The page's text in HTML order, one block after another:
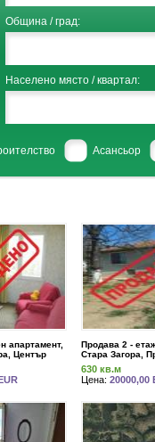
Община / град:
Населено място / квартал:
Асансьор
апартамент,
Център
Продава 2 -
Стара Загора,
630 кв.м
Цена: 20000,00